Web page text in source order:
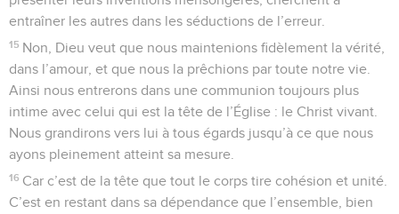
entraîner les autres dans les séductions de l’erreur.
15 Non, Dieu veut que nous maintenions fidèlement la vérité,
dans l’amour, et que nous la prêchions par toute notre vie.
Ainsi nous entrerons dans une communion toujours plus
intime avec celui qui est la tête de l’Église : le Christ vivant.
Nous grandirons vers lui à tous égards jusqu’à ce que nous
ayons pleinement atteint sa mesure.
16 Car c’est de la tête que tout le corps tire cohésion et unité.
C’est en restant dans sa dépendance que l’ensemble, bien